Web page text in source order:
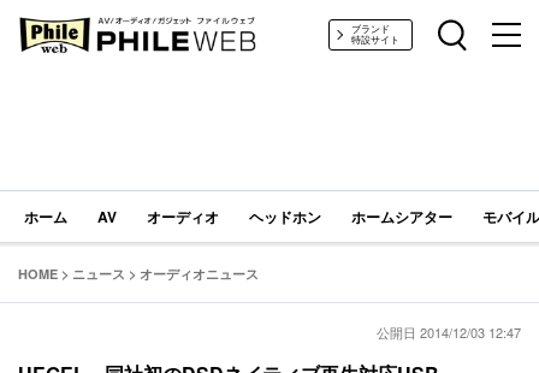
PHILE WEB｜AV/オーディオ/ガジェットブランド
特設サイト
ホーム AV オーディオ ヘッドホン ホームシアター モバイ
HOME > ニュース > オーディオニュース
公開日 2014/12/03 12:47